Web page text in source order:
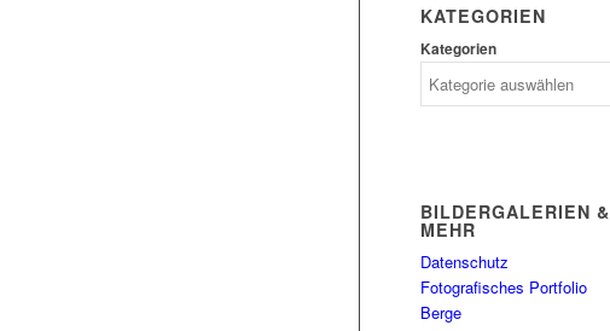
KATEGORIEN
Kategorien
BILDERGALERIEN &
MEHR
Datenschutz
Fotografisches Portfolio
Berge